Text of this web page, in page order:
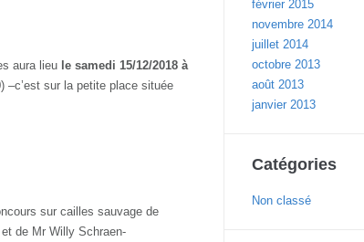
aura lieu le samedi 15/12/2018 à
–c’est sur la petite place située
sur cailles sauvage de
de Mr Willy Schraen-
février 2015
novembre 2014
juillet 2014
octobre 2013
août 2013
janvier 2013
Catégories
Non classé